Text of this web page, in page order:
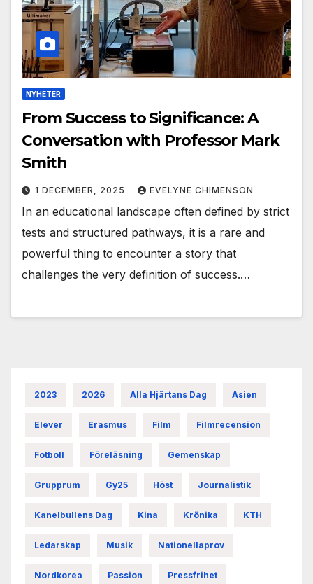
NYHETER
From Success to Significance: A
Conversation with Professor Mark
Smith
1 DECEMBER, 2025 EVELYNE CHIMENSON
In an educational landscape often defined by strict
tests and structured pathways, it is a rare and
powerful thing to encounter a story that
challenges the very definition of success.…
2023 2026 Alla Hjärtans Dag Asien
Elever Erasmus Film Filmrecension
Fotboll Föreläsning Gemenskap
Grupprum Gy25 Höst Journalistik
Kanelbullens Dag Kina Krönika KTH
Ledarskap Musik Nationellaprov
Nordkorea Passion Pressfrihet